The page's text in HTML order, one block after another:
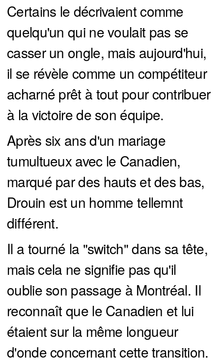
Certains le décrivaient comme
quelqu'un qui ne voulait pas se
casser un ongle, mais aujourd'hui,
il se révèle comme un compétiteur
acharné prêt à tout pour contribuer
à la victoire de son équipe.
Après six ans d'un mariage
tumultueux avec le Canadien,
marqué par des hauts et des bas,
Drouin est un homme tellemnt
différent.
Il a tourné la "switch" dans sa tête,
mais cela ne signifie pas qu'il
oublie son passage à Montréal. Il
reconnaît que le Canadien et lui
étaient sur la même longueur
d'onde concernant cette transition.